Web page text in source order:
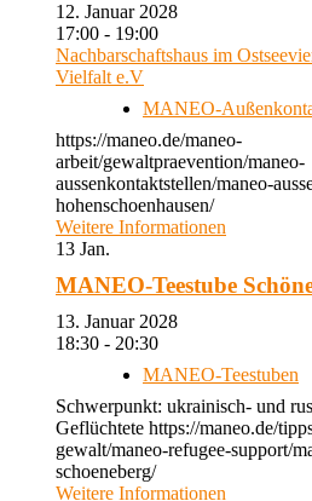
12. Januar 2028
17:00 - 19:00
Nachbarschaftshaus im
Vielfalt e.V
MANEO-
https://maneo.de/maneo-
arbeit/gewaltpraevention/maneo-
aussenkontaktstellen/maneo-
hohenschoenhausen/
Weitere Informationen
13 Jan.
MANEO-Teestube
13. Januar 2028
18:30 - 20:30
MANEO-Teestuben
Schwerpunkt: ukrainisch- und
Geflüchtete https://maneo.de/
gewalt/maneo-refugee-support/
schoeneberg/
Weitere Informationen